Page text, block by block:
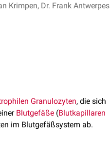
Krimpen, Dr. Frank Antwerpes
Granulozyten, die sich
Blutgefäße (Blutkapillaren
im Blutgefäßsystem ab.